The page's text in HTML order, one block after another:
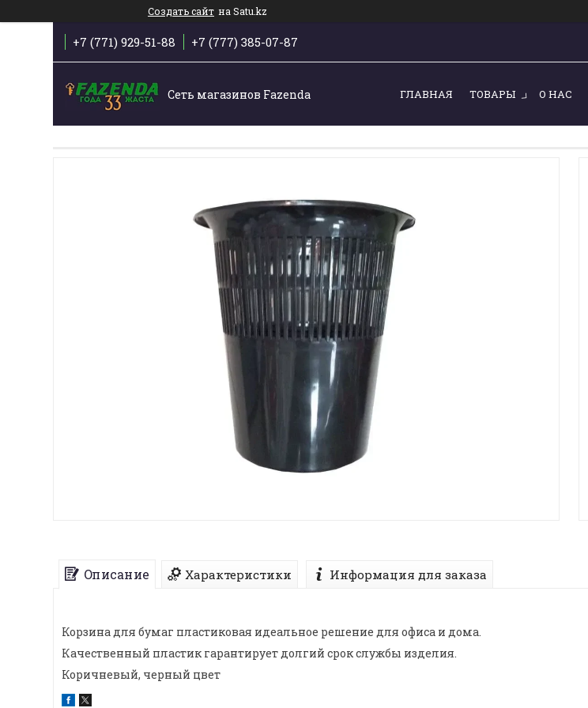
Создать сайт на Satu.kz
+7 (771) 929-51-88 +7 (777) 385-07-87
Сеть магазинов Fazenda ГЛАВНАЯ ТОВАРЫ О НАС
Описание Характеристики Информация для заказа
Корзина для бумаг пластиковая идеальное решение для офиса и дома.
Качественный пластик гарантирует долгий срок службы изделия.
Коричневый, черный цвет